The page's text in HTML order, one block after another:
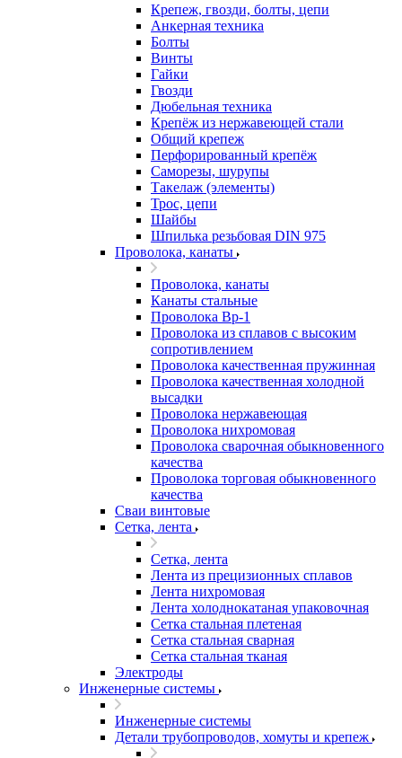
Крепеж, гвозди, болты, цепи
Анкерная техника
Болты
Винты
Гайки
Гвозди
Дюбельная техника
Крепёж из нержавеющей стали
Общий крепеж
Перфорированный крепёж
Саморезы, шурупы
Такелаж (элементы)
Трос, цепи
Шайбы
Шпилька резьбовая DIN 975
Проволока, канаты
Проволока, канаты
Канаты стальные
Проволока Вр-1
Проволока из сплавов с высоким
сопротивлением
Проволока качественная пружинная
Проволока качественная холодной
высадки
Проволока нержавеющая
Проволока нихромовая
Проволока сварочная обыкновенного
качества
Проволока торговая обыкновенного
качества
Сваи винтовые
Сетка, лента
Сетка, лента
Лента из прецизионных сплавов
Лента нихромовая
Лента холоднокатаная упаковочная
Сетка стальная плетеная
Сетка стальная сварная
Сетка стальная тканая
Электроды
Инженерные системы
Инженерные системы
Детали трубопроводов, хомуты и крепеж